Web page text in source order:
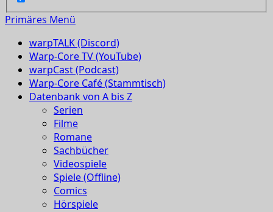
Primäres Menü
warpTALK (Discord)
Warp-Core TV (YouTube)
warpCast (Podcast)
Warp-Core Café (Stammtisch)
Datenbank von A bis Z
Serien
Filme
Romane
Sachbücher
Videospiele
Spiele (Offline)
Comics
Hörspiele